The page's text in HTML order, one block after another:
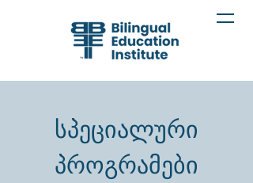
სპეციალური
პროგრამები